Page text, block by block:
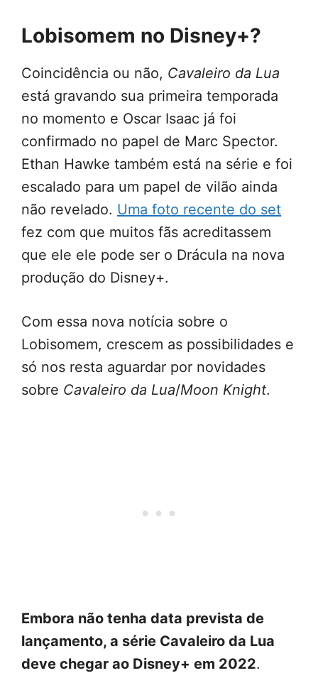
Lobisomem no Disney+?
Coincidência ou não, Cavaleiro da Lua
está gravando sua primeira temporada
no momento e Oscar Isaac já foi
confirmado no papel de Marc Spector.
Ethan Hawke também está na série e foi
escalado para um papel de vilão ainda
não revelado. Uma foto recente do set
fez com que muitos fãs acreditassem
que ele ele pode ser o Drácula na nova
produção do Disney+.
Com essa nova notícia sobre o
Lobisomem, crescem as possibilidades e
só nos resta aguardar por novidades
sobre Cavaleiro da Lua/Moon Knight.
Embora não tenha data prevista de
lançamento, a série Cavaleiro da Lua
deve chegar ao Disney+ em 2022.